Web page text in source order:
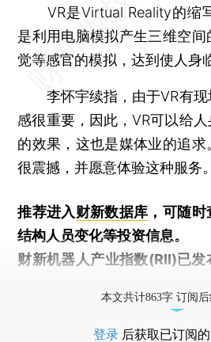
VR是Virtual Reality的缩
是利用电脑模拟产生三维空
觉等感官的模拟，达到使人身
李怀宇续指，由于VR有现
感很重要，因此，VR可以给
的效果，这也是媒体业的追求
很震撼，并愿意体验这种服务。
推荐进入财新数据库 ，可随
结构人员变化等投资信息。
财新机器人产业指数(RII)已发
本文共计863字 订阅
登录 后获取已订阅